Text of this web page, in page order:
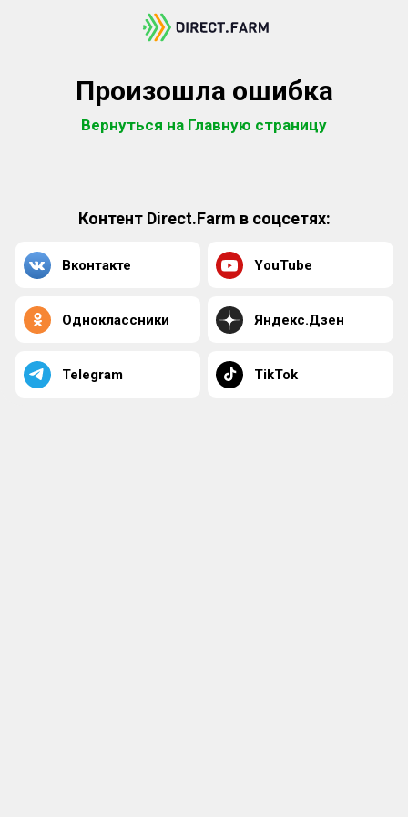
Произошла ошибка
Вернуться на Главную страницу
Контент Direct.Farm в соцсетях:
Вконтакте YouTube
Одноклассники Яндекс.Дзен
Telegram TikTok